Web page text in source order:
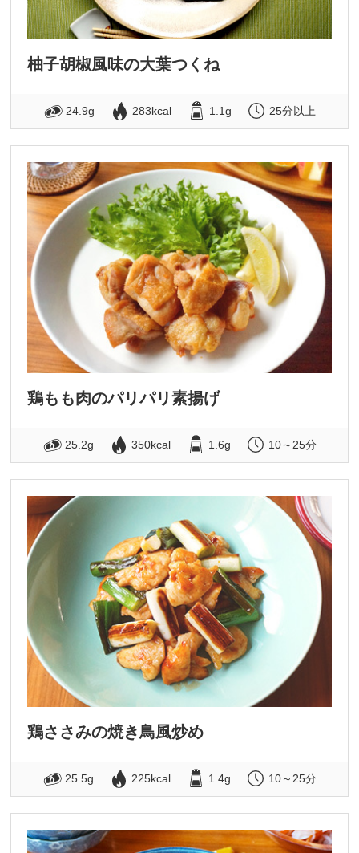
柚子胡椒風味の大葉つくね
24.9g 283kcal 1.1g 25分以上
鶏もも肉のパリパリ素揚げ
25.2g 350kcal 1.6g 10～25分
鶏ささみの焼き鳥風炒め
25.5g 225kcal 1.4g 10～25分